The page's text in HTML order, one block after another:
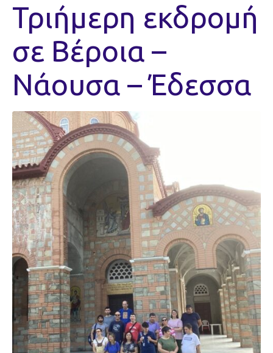
Τριήμερη εκδρομή
σε Βέροια –
Νάουσα – Έδεσσα